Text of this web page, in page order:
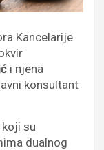
Kancelarije
i njena
konsultant
su
dualnog